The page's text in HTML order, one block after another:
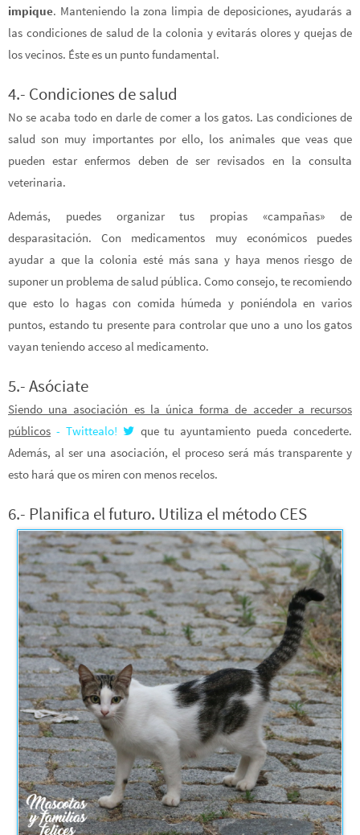
impique. Manteniendo la zona limpia de deposiciones, ayudarás a
las condiciones de salud de la colonia y evitarás olores y quejas de
los vecinos. Éste es un punto fundamental.
4.- Condiciones de salud
No se acaba todo en darle de comer a los gatos. Las condiciones de
salud son muy importantes por ello, los animales que veas que
pueden estar enfermos deben de ser revisados en la consulta
veterinaria.
Además, puedes organizar tus propias «campañas» de
desparasitación. Con medicamentos muy económicos puedes
ayudar a que la colonia esté más sana y haya menos riesgo de
suponer un problema de salud pública. Como consejo, te recomiendo
que esto lo hagas con comida húmeda y poniéndola en varios
puntos, estando tu presente para controlar que uno a uno los gatos
vayan teniendo acceso al medicamento.
5.- Asóciate
Siendo una asociación es la única forma de acceder a recursos
públicos - Twittealo!
que tu ayuntamiento pueda concederte.
Además, al ser una asociación, el proceso será más transparente y
esto hará que os miren con menos recelos.
6.- Planifica el futuro. Utiliza el método CES